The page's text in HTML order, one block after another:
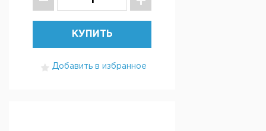
КУПИТЬ
Добавить в избранное